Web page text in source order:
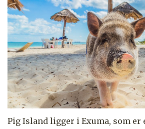
Pig Island ligger i Exuma, som er